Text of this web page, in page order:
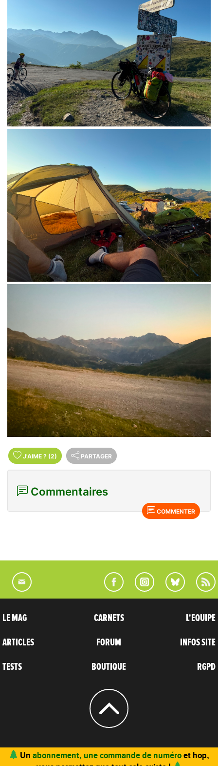
J'AIME ? (2) PARTAGER
Commentaires
COMMENTER
LE MAG
ARTICLES
TESTS
CARNETS
FORUM
BOUTIQUE
L'EQUIPE
INFOS SITE
RGPD
© 2004 - 2026 CARNETS D’AVENTURES